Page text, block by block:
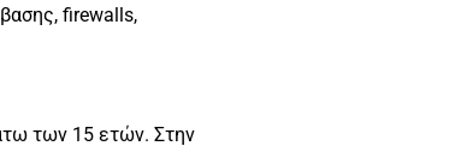
firewalls,
των 15 ετών. Στην